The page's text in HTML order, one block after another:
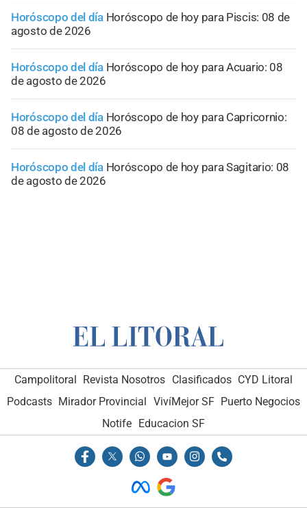
Horóscopo del día Horóscopo de hoy para Piscis: 08 de
agosto de 2026
Horóscopo del día Horóscopo de hoy para Acuario: 08
de agosto de 2026
Horóscopo del día Horóscopo de hoy para Capricornio:
08 de agosto de 2026
Horóscopo del día Horóscopo de hoy para Sagitario: 08
de agosto de 2026
Campolitoral Revista Nosotros Clasificados CYD Litoral
Podcasts Mirador Provincial VivíMejor SF Puerto Negocios
Notife Educacion SF